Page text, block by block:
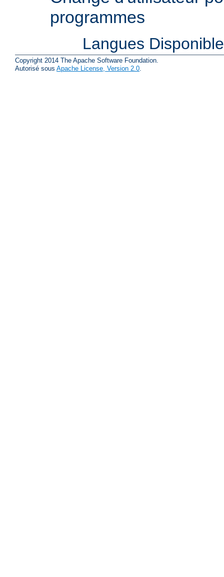
programmes
Langues
Copyright 2014 The Apache Software Foundation.
Autorisé sous Apache License, Version 2.0.